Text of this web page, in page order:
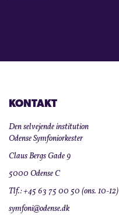
KONTAKT
Den selvejende institution
Odense Symfoniorkester
Claus Bergs Gade 9
5000 Odense C
Tlf.: +45 63 75 00 50 (ons. 10-12)
symfoni@odense.dk